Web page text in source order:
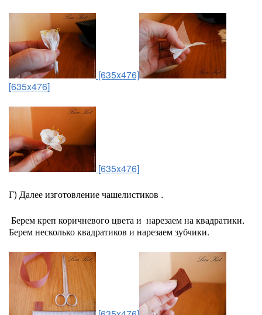
[635x476]
[635x476]
[635x476]
Г) Далее изготовление чашелистиков .
Берем креп коричневого цвета и нарезаем на квадратики.
Берем несколько квадратиков и нарезаем зубчики.